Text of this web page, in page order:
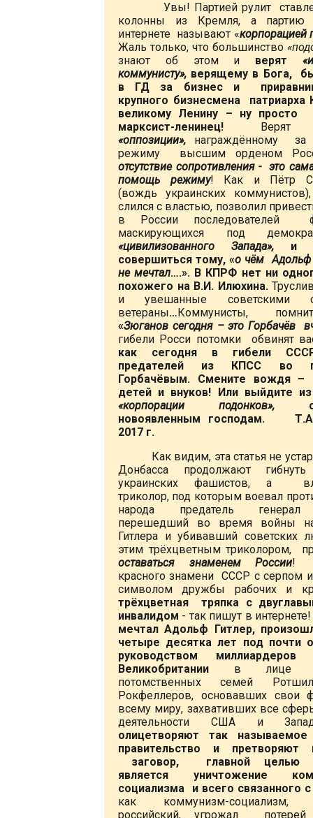
Увы! Партией рулит
колонны из Кремля, а
интернете называют «корпорацией
Жаль только, что большинство
знают об этом и верят
коммунисту», верящему в Бога,
в ГД за бизнес и
крупного бизнесмена патриарха
великому Ленину – ну просто
марксист-ленинец! Верят
«оппозиции», награждённому
режиму высшим орденом
отсутствие сопротивления - это
помощь режиму! Как и Пётр
(вождь украинских
слился с властью, позволил
в России последователей
маскирующихся под
«цивилизованного Запада»,
и
совершиться тому, «о чём Адольф
не мечтал….». В КПРФ нет ни
похожего на В.И. Илюхина.
и увешанные советскими
ветераны…Коммунисты,
«Зюганов сегодня – это Горбачёв
гибели Росси потомки обвинят
как сегодня в гибели
предателей из КПСС во
Горбачёвым. Смените вождя –
детей и внуков! Или выйдите
«корпорации подонков»,
новоявленным господам.
2017 г.
Как видим, эта статья не
Донбасса продолжают
украинских фашистов, а
триколор, под которым воевал
народа предатель генерал
перешедший во время войны
Гитлера и убивавший советских
этим трёхцветным триколором,
оставаться знаменем России!
красного знамени СССР с серпом
символом дружбы рабочих и
трёхцветная тряпка с
инвалидом - так пишут в
мечтал Адольф Гитлер,
четыре десятка лет под почти
руководством
Великобритании в лице
потомственных семей
Рокфеллеров, основавших свои
всему миру, захвативших все
деятельности США и
олицетворяют так
правительство и
заговор, главной целью
является уничтожение
социализма и всего связанного
как коммунизм-социализм,
российский, угрожал